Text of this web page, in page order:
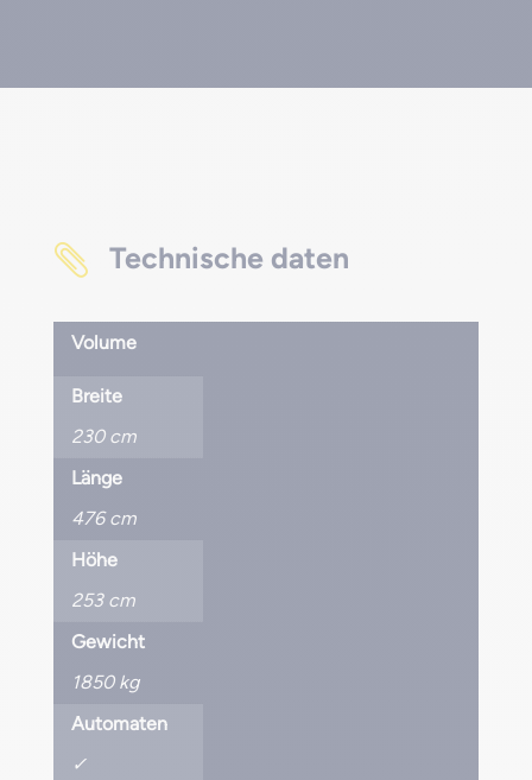
 Technische daten
Volume
Breite
230 cm
Länge
476 cm
Höhe
253 cm
Gewicht
1850 kg
Automaten
✓